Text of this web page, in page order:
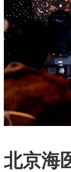
北京海